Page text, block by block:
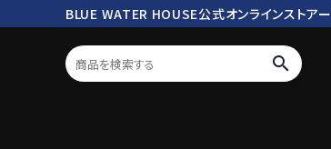
BLUE WATER HOUSE公式オンラインストアー
search